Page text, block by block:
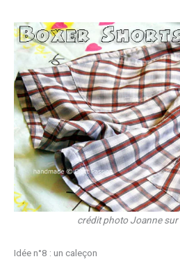
crédit photo Joanne sur
Idée n°8 : un caleçon